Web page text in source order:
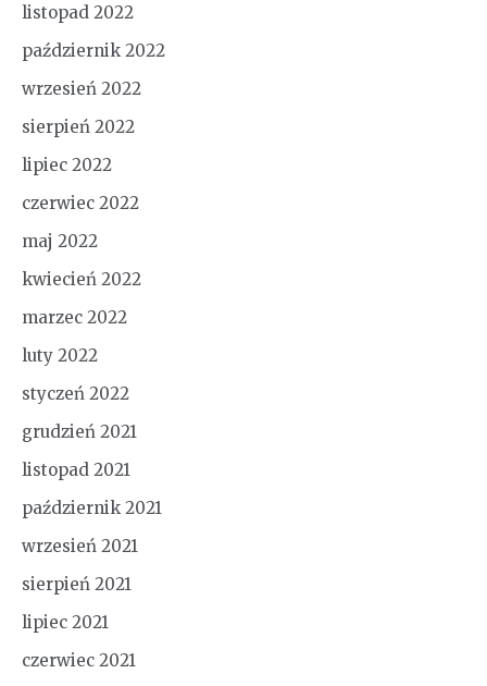
listopad 2022
październik 2022
wrzesień 2022
sierpień 2022
lipiec 2022
czerwiec 2022
maj 2022
kwiecień 2022
marzec 2022
luty 2022
styczeń 2022
grudzień 2021
listopad 2021
październik 2021
wrzesień 2021
sierpień 2021
lipiec 2021
czerwiec 2021